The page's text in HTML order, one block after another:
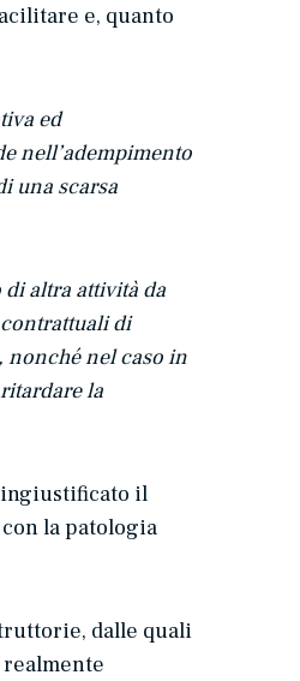
e, quanto
ed
nell’adempimento
una scarsa
di altra attività da
di
nonché nel caso in
la
ingiustificato il
la patologia
dalle quali